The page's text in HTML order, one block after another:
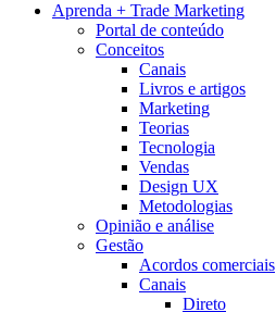
Aprenda + Trade Marketing
Portal de conteúdo
Conceitos
Canais
Livros e artigos
Marketing
Teorias
Tecnologia
Vendas
Design UX
Metodologias
Opinião e análise
Gestão
Acordos comerciais
Canais
Direto